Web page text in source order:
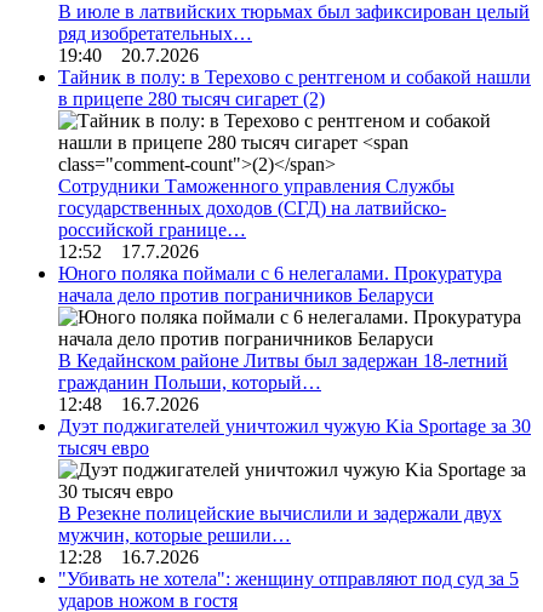
В июле в латвийских тюрьмах был зафиксирован целый
ряд изобретательных…
19:40 20.7.2026
Тайник в полу: в Терехово с рентгеном и собакой нашли
в прицепе 280 тысяч сигарет (2)
Сотрудники Таможенного управления Службы
государственных доходов (СГД) на латвийско-
российской границе…
12:52 17.7.2026
Юного поляка поймали с 6 нелегалами. Прокуратура
начала дело против пограничников Беларуси
В Кедайнском районе Литвы был задержан 18-летний
гражданин Польши, который…
12:48 16.7.2026
Дуэт поджигателей уничтожил чужую Kia Sportage за 30
тысяч евро
В Резекне полицейские вычислили и задержали двух
мужчин, которые решили…
12:28 16.7.2026
"Убивать не хотела": женщину отправляют под суд за 5
ударов ножом в гостя